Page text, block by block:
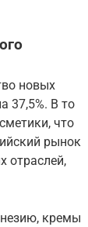
новых
37,5%. В то
что
рынок
отраслей,
кремы